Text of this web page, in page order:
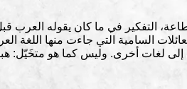
التفكير في ما كان يقوله العرب
السامية التي جاءت منها اللغة
أخرى. وليس كما هو متخَيّل: هبطت